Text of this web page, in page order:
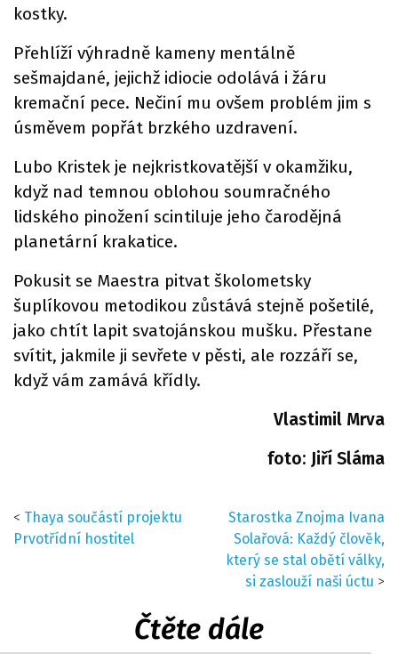
kostky.
Přehlíží výhradně kameny mentálně
sešmajdané, jejichž idiocie odolává i žáru
kremační pece. Nečiní mu ovšem problém jim s
úsměvem popřát brzkého uzdravení.
Lubo Kristek je nejkristkovatější v okamžiku,
když nad temnou oblohou soumračného
lidského pinožení scintiluje jeho čarodějná
planetární krakatice.
Pokusit se Maestra pitvat školometsky
šuplíkovou metodikou zůstává stejně pošetilé,
jako chtít lapit svatojánskou mušku. Přestane
svítit, jakmile ji sevřete v pěsti, ale rozzáří se,
když vám zamává křídly.
Vlastimil Mrva
foto: Jiří Sláma
< Thaya součástí projektu
Prvotřídní hostitel
Starostka Znojma Ivana
Solařová: Každý člověk,
který se stal obětí války,
si zaslouží naši úctu >
Čtěte dále